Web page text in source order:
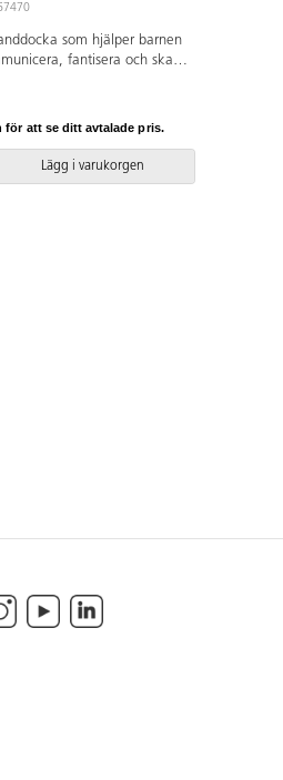
som hjälper barnen
fantisera och skapa
för att se ditt avtalade pris.
Lägg i varukorgen